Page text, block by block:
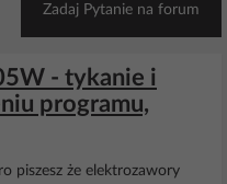
Zadaj Pytanie na forum
- tykanie i
programu,
piszesz że elektrozawory